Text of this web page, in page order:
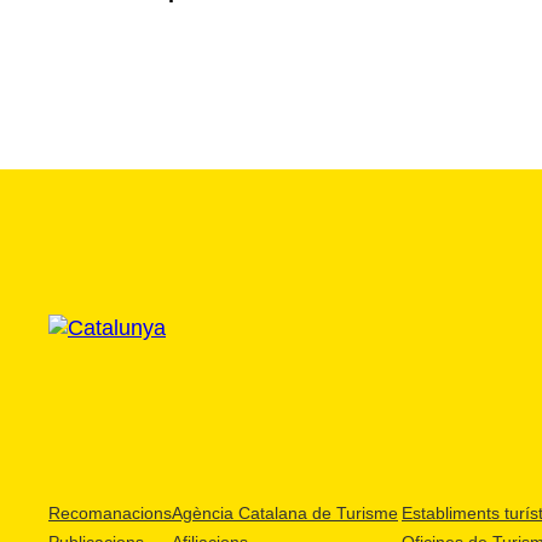
RecomanacionsAgència Catalana de Turisme Establiments